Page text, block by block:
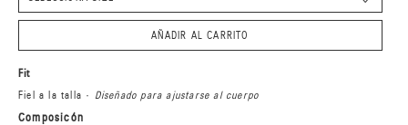
AÑADIR AL CARRITO
Fit
Fiel a la talla · Diseñado para ajustarse al cuerpo
Composicón